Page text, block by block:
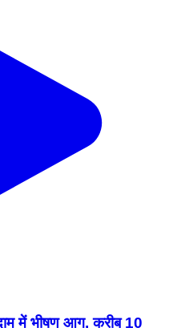
में भीषण आग, करीब 10